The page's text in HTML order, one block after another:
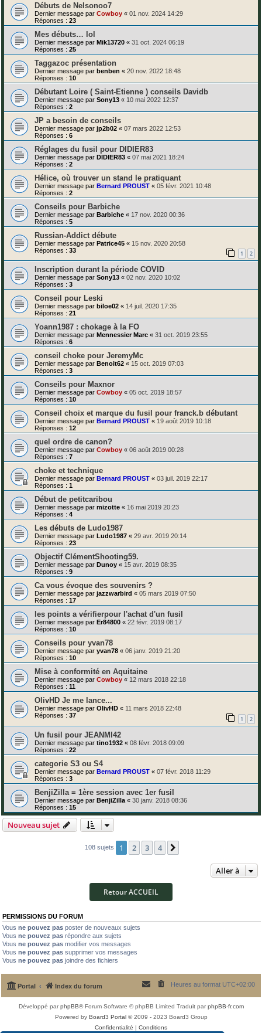
Débuts de Nelsonoo7
Dernier message par Cowboy « 01 nov. 2024 14:29
Réponses : 23
Mes débuts… lol
Dernier message par Mik13720 « 31 oct. 2024 06:19
Réponses : 25
Taggazoc présentation
Dernier message par benben « 20 nov. 2022 18:48
Réponses : 10
Débutant Loire ( Saint-Etienne ) conseils Davidb
Dernier message par Sony13 « 10 mai 2022 12:37
Réponses : 2
JP a besoin de conseils
Dernier message par jp2b02 « 07 mars 2022 12:53
Réponses : 6
Réglages du fusil pour DIDIER83
Dernier message par DIDIER83 « 07 mai 2021 18:24
Réponses : 2
Hélice, où trouver un stand le pratiquant
Dernier message par Bernard PROUST « 05 févr. 2021 10:48
Réponses : 2
Conseils pour Barbiche
Dernier message par Barbiche « 17 nov. 2020 00:36
Réponses : 5
Russian-Addict débute
Dernier message par Patrice45 « 15 nov. 2020 20:58
Réponses : 33 1 2
Inscription durant la période COVID
Dernier message par Sony13 « 02 nov. 2020 10:02
Réponses : 3
Conseil pour Leski
Dernier message par biloe02 « 14 juil. 2020 17:35
Réponses : 21
Yoann1987 : chokage à la FO
Dernier message par Mennessier Marc « 31 oct. 2019 23:55
Réponses : 6
conseil choke pour JeremyMc
Dernier message par Benoit62 « 15 oct. 2019 07:03
Réponses : 3
Conseils pour Maxnor
Dernier message par Cowboy « 05 oct. 2019 18:57
Réponses : 10
Conseil choix et marque du fusil pour franck.b débutant
Dernier message par Bernard PROUST « 19 août 2019 10:18
Réponses : 12
quel ordre de canon?
Dernier message par Cowboy « 06 août 2019 00:28
Réponses : 7
choke et technique
Dernier message par Bernard PROUST « 03 juil. 2019 22:17
Réponses : 1
Début de petitcaribou
Dernier message par mizotte « 16 mai 2019 20:23
Réponses : 4
Les débuts de Ludo1987
Dernier message par Ludo1987 « 29 avr. 2019 20:14
Réponses : 23
Objectif ClémentShooting59.
Dernier message par Dunoy « 15 avr. 2019 08:35
Réponses : 9
Ca vous évoque des souvenirs ?
Dernier message par jazzwarbird « 05 mars 2019 07:50
Réponses : 17
les points a vérifierpour l'achat d'un fusil
Dernier message par Er84800 « 22 févr. 2019 08:17
Réponses : 10
Conseils pour yvan78
Dernier message par yvan78 « 06 janv. 2019 21:20
Réponses : 10
Mise à conformité en Aquitaine
Dernier message par Cowboy « 12 mars 2018 22:18
Réponses : 11
OlivHD Je me lance...
Dernier message par OlivHD « 11 mars 2018 22:48
Réponses : 37 1 2
Un fusil pour JEANMI42
Dernier message par tino1932 « 08 févr. 2018 09:09
Réponses : 22
categorie S3 ou S4
Dernier message par Bernard PROUST « 07 févr. 2018 11:29
Réponses : 3
BenjiZilla = 1ère session avec 1er fusil
Dernier message par BenjiZilla « 30 janv. 2018 08:36
Réponses : 15
Nouveau sujet
108 sujets 1 2 3 4
Aller à
Retour ACCUEIL
PERMISSIONS DU FORUM
Vous ne pouvez pas poster de nouveaux sujets
Vous ne pouvez pas répondre aux sujets
Vous ne pouvez pas modifier vos messages
Vous ne pouvez pas supprimer vos messages
Vous ne pouvez pas joindre des fichiers
Portal Index du forum Heures au format UTC+02:00
Développé parphpBB® Forum Software © phpBB Limited Traduit parphpBB-fr.com
Powered by Board3 Portal© 2009 - 2023 Board3 Group
Confidentialité | Conditions